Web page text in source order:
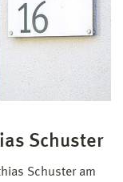
Schuster
Schuster am